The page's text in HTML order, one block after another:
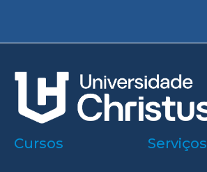
Cursos Serviços